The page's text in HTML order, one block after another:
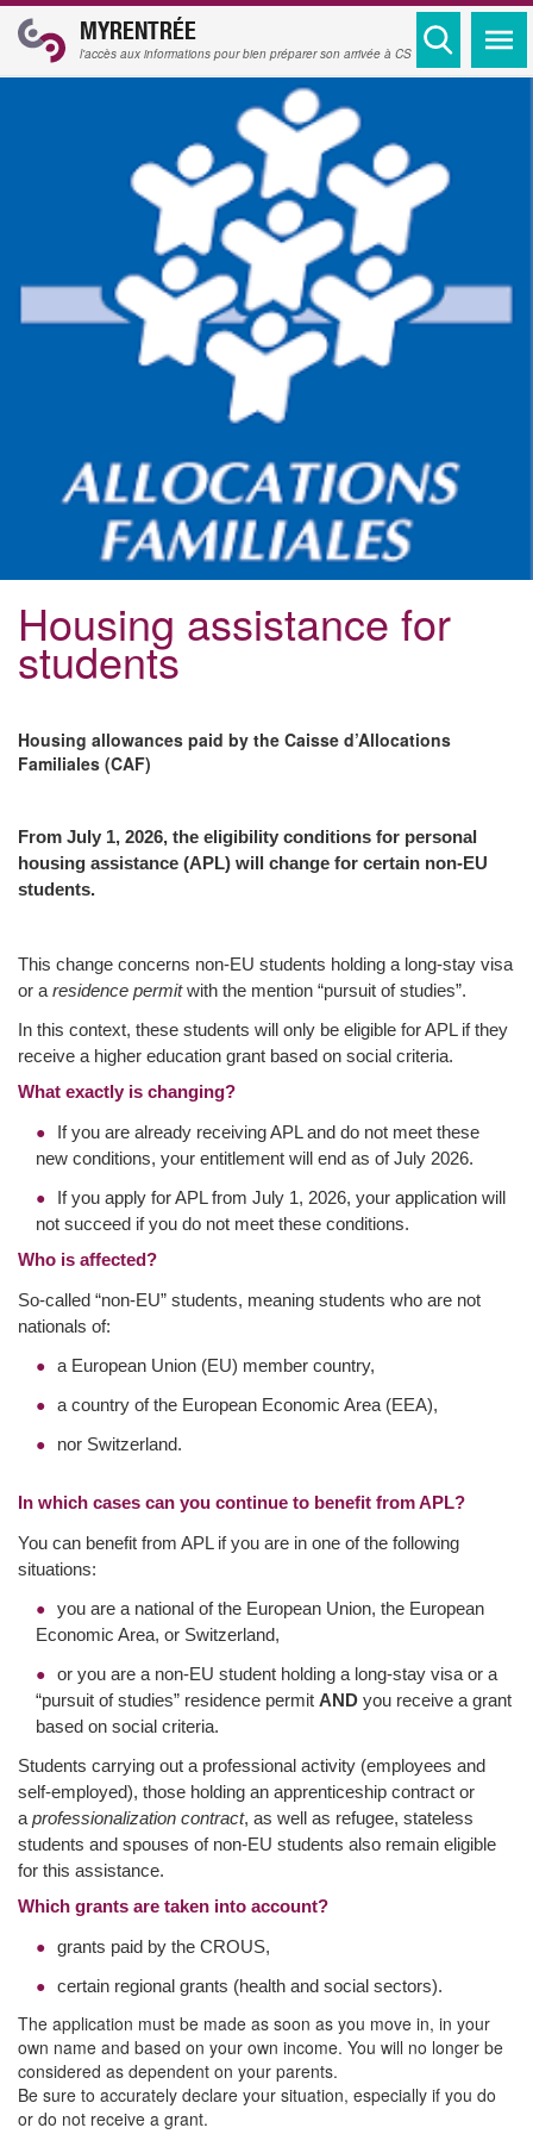
MYRENTRÉE
l'accès aux informations pour bien préparer son arrivée à CS
Housing assistance for
students
Housing allowances paid by the Caisse d’Allocations
Familiales (CAF)
From July 1, 2026, the eligibility conditions for personal
housing assistance (APL) will change for certain non-EU
students.
This change concerns non-EU students holding a long-stay visa
or a residence permitwith the mention “pursuit of studies”.
In this context, these students will only be eligible for APL if they
receive a higher education grant based on social criteria.
What exactly is changing?
If you are already receiving APL and do not meet these
new conditions, your entitlement will end as of July 2026.
If you apply for APL from July 1, 2026, your application will
not succeed if you do not meet these conditions.
Who is affected?
So-called “non-EU” students, meaning students who are not
nationals of:
a European Union (EU) member country,
a country of the European Economic Area (EEA),
nor Switzerland.
In which cases can you continue to benefit from APL?
You can benefit from APL if you are in one of the following
situations:
you are a national of the European Union, the European
Economic Area, or Switzerland,
or you are a non-EU student holding a long-stay visa or a
“pursuit of studies” residence permit AND you receive a grant
based on social criteria.
Students carrying out a professional activity (employees and
self-employed), those holding an apprenticeship contract or
a professionalization contract, as well as refugee, stateless
students and spouses of non-EU students also remain eligible
for this assistance.
Which grants are taken into account?
grants paid by the CROUS,
certain regional grants (health and social sectors).
The application must be made as soon as you move in, in your
own name and based on your own income. You will no longer be
considered as dependent on your parents.
Be sure to accurately declare your situation, especially if you do
or do not receive a grant.